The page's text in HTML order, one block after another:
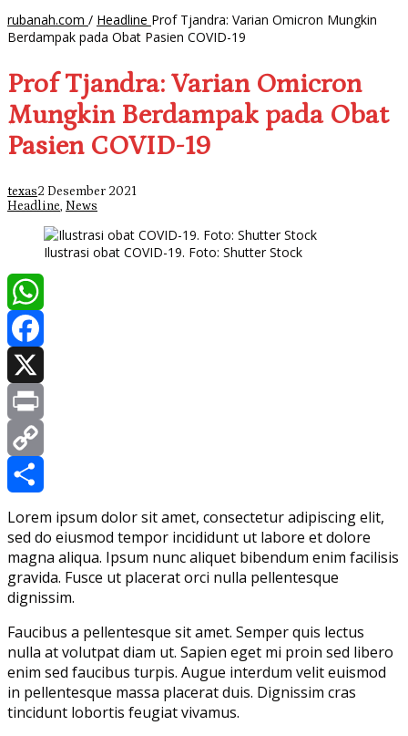
rubanah.com / Headline Prof Tjandra: Varian Omicron Mungkin
Berdampak pada Obat Pasien COVID-19
Prof Tjandra: Varian Omicron
Mungkin Berdampak pada Obat
Pasien COVID-19
texas2 Desember 2021
Headline, News
Ilustrasi obat COVID-19. Foto: Shutter Stock
WhatsApp
Facebook
X
Print
Copy
Link
Share
Lorem ipsum dolor sit amet, consectetur adipiscing elit,
sed do eiusmod tempor incididunt ut labore et dolore
magna aliqua. Ipsum nunc aliquet bibendum enim facilisis
gravida. Fusce ut placerat orci nulla pellentesque
dignissim.
Faucibus a pellentesque sit amet. Semper quis lectus
nulla at volutpat diam ut. Sapien eget mi proin sed libero
enim sed faucibus turpis. Augue interdum velit euismod
in pellentesque massa placerat duis. Dignissim cras
tincidunt lobortis feugiat vivamus.